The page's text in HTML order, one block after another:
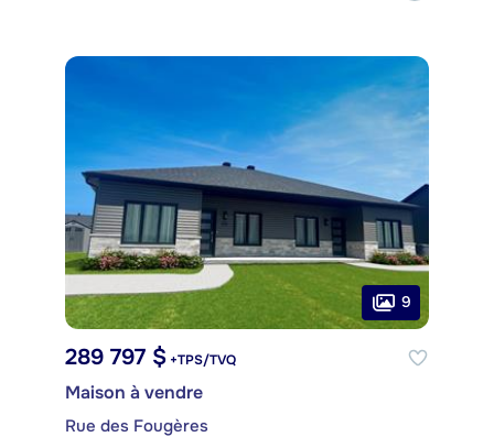
9
289 797 $ +TPS/TVQ
Maison à vendre
Rue des Fougères